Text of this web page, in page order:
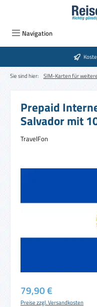
Zum Hauptinhalt springen
Navigation
Sie sind hier: SIM-Karten für
Prepaid
Salvador mit
TravelFon
Bildergalerie überspringen
Regulärer Preis:
79,90 €
Preise zzgl. Versandkosten